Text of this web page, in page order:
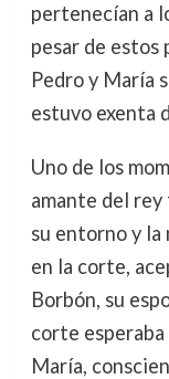
pertenecían a
pesar de estos
Pedro y María
estuvo exenta
Uno de los
amante del rey
su entorno y la
en la corte,
Borbón, su
corte
María,